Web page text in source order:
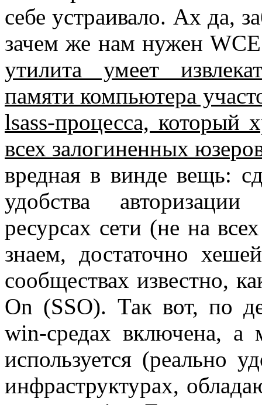
себе устраивало. Ах да,
зачем же нам нужен
утилита умеет
памяти компьютера
lsass-процесса, который
всех залогиненных
вредная в винде вещь:
удобства
ресурсах сети (не на
знаем, достаточно
сообществах известно,
On (SSO). Так вот, по
win-средах включена,
используется (реально
инфраструктурах,